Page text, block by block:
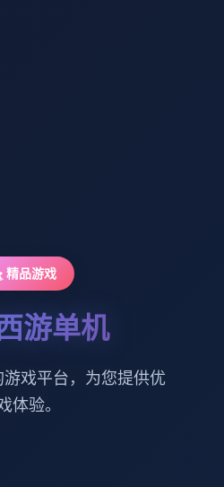
精品游戏
游单机
戏平台，为您提供优
体验。